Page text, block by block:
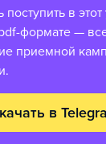
в
формате —
приемной
в